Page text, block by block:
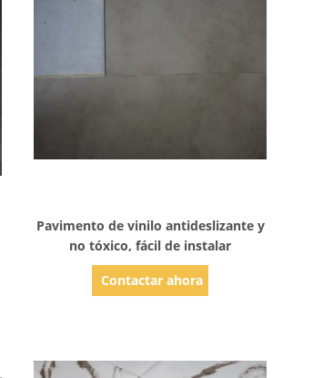
Pavimento de vinilo antideslizante y
no tóxico, fácil de instalar
Contactar ahora